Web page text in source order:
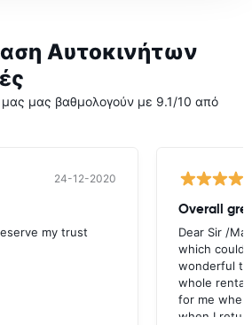
Αυτοκινήτων
μας βαθμολογούν με 9.1/10 από
24-12-2020
my trust
Overall
Dear Sir /
which could
wonderful to
whole
for me
when I